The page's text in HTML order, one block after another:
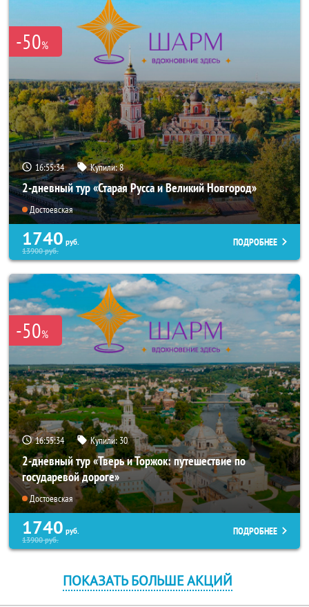
-50%
16:55:32 Купили:8
2-дневный тур «Старая Русса и Великий Новгород»
Достоевская
1740 руб.
13900руб.
ПОДРОБНЕЕ
-50%
16:55:32 Купили:30
2-дневный тур «Тверь и Торжок: путешествие по
государевой дороге»
Достоевская
1740 руб.
13900руб.
ПОДРОБНЕЕ
ПОКАЗАТЬ БОЛЬШЕ АКЦИЙ